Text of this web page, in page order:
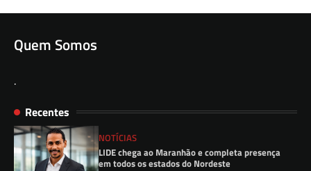
Quem Somos
.
Recentes
NOTÍCIAS
LIDE chega ao Maranhão e completa presença
em todos os estados do Nordeste